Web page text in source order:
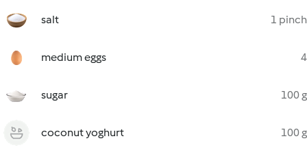
salt 1 pinch
medium eggs 4
sugar 100 g
coconut yoghurt 100 g